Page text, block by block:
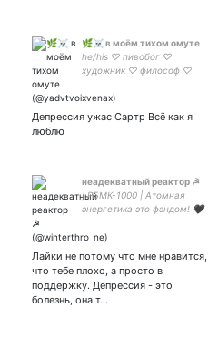
🌿☠ в моём тихом омуте
he/his ♡ пивобог ♡
художник ♡ философ ♡
softy ♡ уют и спокойствие
♡ 4817 760186008102 -
порадовать деда ☽
Депрессия ужас Сартр Всё как я
люблю
неадекватный реактор ☭
| РБМК-1000 | Атомная
энергетика это фэндом! 🖤
Лайки не потому что мне нравится,
что тебе плохо, а просто в
поддержку. Депрессия - это
болезнь, она т…